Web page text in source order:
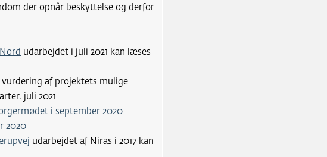
der opnår beskyttelse og derfor
udarbejdet i juli 2021 kan læses
vurdering af projektets mulige
juli 2021
i september 2020
2020
udarbejdet af Niras i 2017 kan